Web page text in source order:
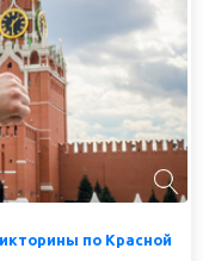
по Красной